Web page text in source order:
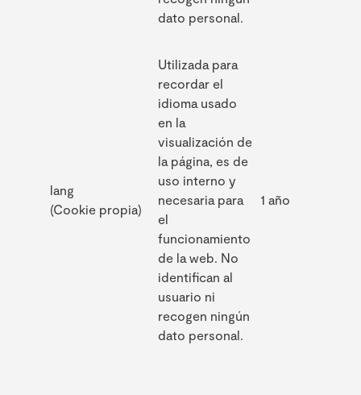
dato personal.
lang
(Cookie propia)
Utilizada para
recordar el
idioma usado
en la
visualización de
la página, es de
uso interno y
necesaria para
el
funcionamiento
de la web. No
identifican al
usuario ni
recogen ningún
dato personal.
1 año